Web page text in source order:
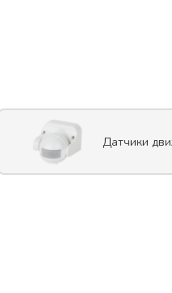
Датчики